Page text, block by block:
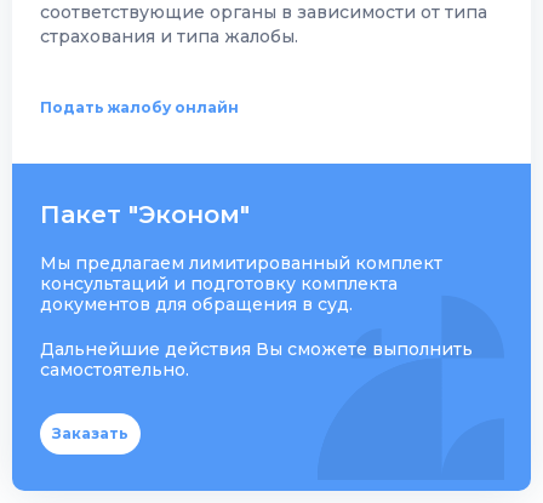
соответствующие органы в зависимости от типа
страхования и типа жалобы.
Подать жалобу онлайн
Пакет "Эконом"
Мы предлагаем лимитированный комплект
консультаций и подготовку комплекта
документов для обращения в суд.
Дальнейшие действия Вы сможете выполнить
самостоятельно.
Заказать